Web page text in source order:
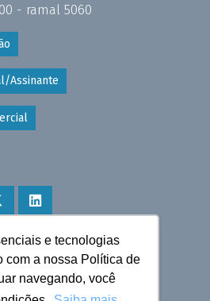
e tecnologias
com a nossa Política de
navegando, você
- ramal 5060
Assinante